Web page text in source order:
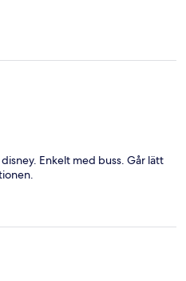
Enkelt med buss. Går lätt